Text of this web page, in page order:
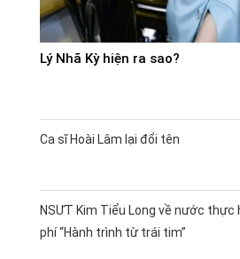
Lý Nhã Kỳ hiện ra sao?
Ca sĩ Hoài Lâm lại đổi tên
NSƯT Kim Tiểu Long về nước thực
phí “Hành trình từ trái tim”